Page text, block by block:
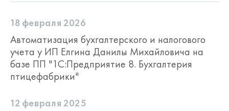
18 февраля 2026
Автоматизация бухгалтерского и налогового
учета у ИП Елгина Данилы Михайловича на
базе ПП "1С:Предприятие 8. Бухгалтерия
птицефабрики"
12 февраля 2025